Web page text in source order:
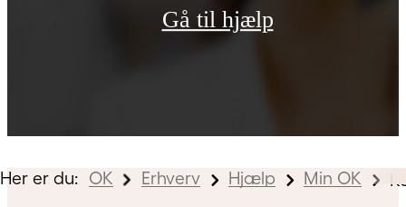
Gå til hjælp
Her er du: OK Erhverv Hjælp Min OK